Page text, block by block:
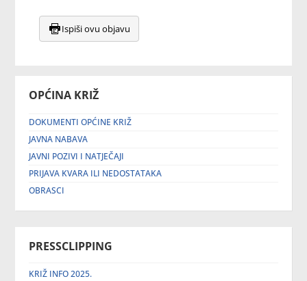
OPĆINA KRIŽ
DOKUMENTI OPĆINE KRIŽ
JAVNA NABAVA
JAVNI POZIVI I NATJEČAJI
PRIJAVA KVARA ILI NEDOSTATAKA
OBRASCI
PRESSCLIPPING
KRIŽ INFO 2025.
Ispiši ovu objavu